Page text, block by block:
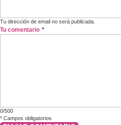
Tu dirección de email no será publicada.
Tu comentario *
0/500
* Campos obligatorios